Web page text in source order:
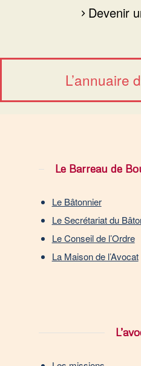
Devenir
L’annuaire
Le Barreau de
Le Bâtonnier
Le Secrétariat du
Le Conseil de l’Ordre
La Maison de l’Avocat